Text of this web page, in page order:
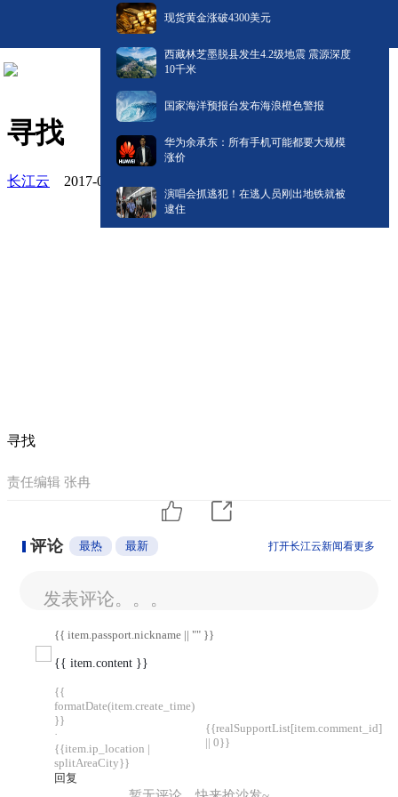
现货黄金涨破4300美元
西藏林芝墨脱县发生4.2级地震 震源深度
10千米
国家海洋预报台发布海浪橙色警报
华为余承东：所有手机可能都要大规模
涨价
演唱会抓逃犯！在逃人员刚出地铁就被
逮住
寻找
长江云 2017-01-23 14:30
寻找
责任编辑 张冉
评论 最热 最新 打开长江云新闻看更多
发表评论。。。
{{ item.passport.nickname || "" }}
{{ item.content }}
{{
formatDate(item.create_time)
}}
·
{{item.ip_location |
splitAreaCity}}
回复
{{realSupportList[item.comment_id]
|| 0}}